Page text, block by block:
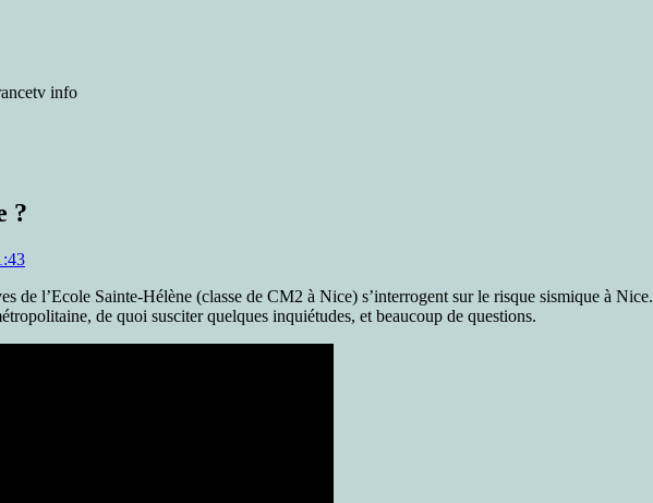
info
?
de l’Ecole Sainte-Hélène (classe de CM2 à Nice) s’interrogent sur le risque sismique à Nice.
de quoi susciter quelques inquiétudes, et beaucoup de questions.